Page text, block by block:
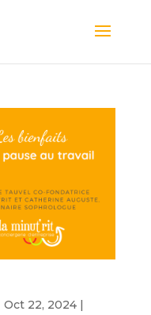
Oct 22, 2024|